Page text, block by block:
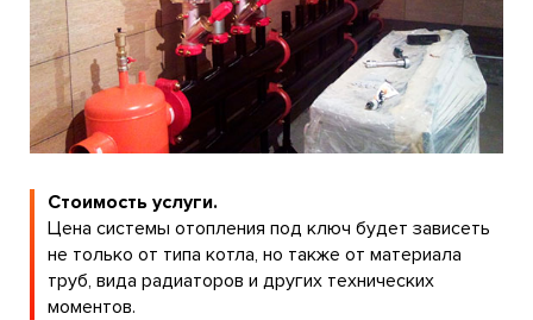
Стоимость услуги.
Цена системы отопления под ключ будет зависеть
не только от типа котла, но также от материала
труб, вида радиаторов и других технических
моментов.